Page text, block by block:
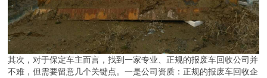
其次，对于保定车主而言，找到一家专业、正规的报废车回收公司并
不难，但需要留意几个关键点。一是公司资质：正规的报废车回收企